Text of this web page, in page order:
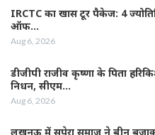
IRCTC का खास टूर पैकेज: 4
ऑफ…
Aug 6, 2026
डीजीपी राजीव कृष्णा के पिता
निधन, सीएम…
Aug 6, 2026
लखनऊ में सपेरा समाज ने बीन